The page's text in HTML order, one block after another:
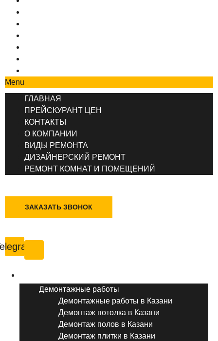
Menu
ГЛАВНАЯ
ПРЕЙСКУРАНТ ЦЕН
КОНТАКТЫ
О КОМПАНИИ
ВИДЫ РЕМОНТА
ДИЗАЙНЕРСКИЙ РЕМОНТ
РЕМОНТ КОМНАТ И ПОМЕЩЕНИЙ
ЗАКАЗАТЬ ЗВОНОК
Демонтажные работы
Демонтажные работы в Казани
Демонтаж потолка в Казани
Демонтаж полов в Казани
Демонтаж плитки в Казани